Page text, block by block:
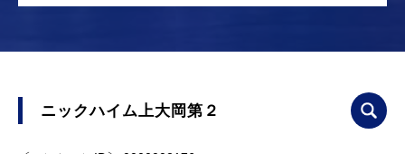
ニックハイム上大岡第２